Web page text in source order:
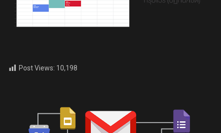
Post Views: 10,198